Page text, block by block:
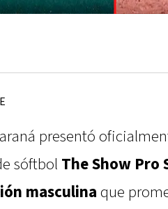
presentó
sóftbol The Show Pro
masculinaque